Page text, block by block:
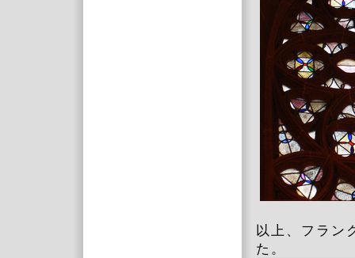
以上、フラン
た。